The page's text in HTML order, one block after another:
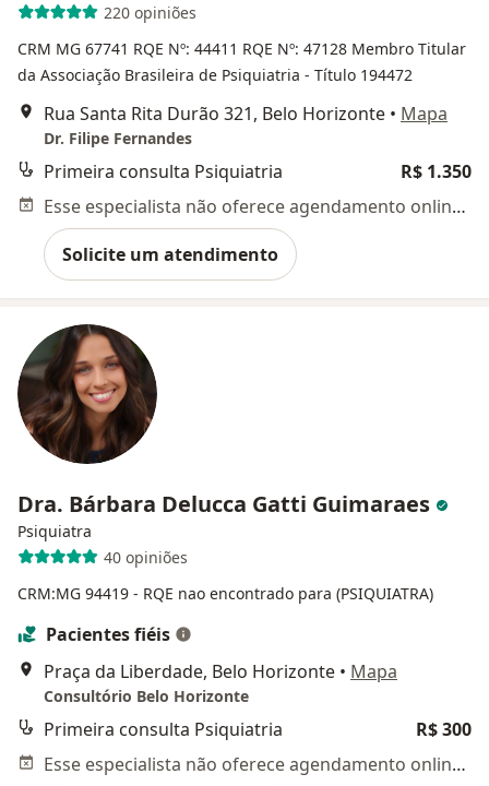
220 opiniões
CRM MG 67741 RQE Nº: 44411 RQE Nº: 47128 Membro Titular
da Associação Brasileira de Psiquiatria - Título 194472
Rua Santa Rita Durão 321, Belo Horizonte • Mapa
Dr. Filipe Fernandes
Primeira consulta Psiquiatria
R$ 1.350
Esse especialista não oferece agendamento online para esse endereço.
Solicite um atendimento
Dra. Bárbara Delucca Gatti Guimaraes
Psiquiatra
40 opiniões
CRM:MG 94419 - RQE nao encontrado para (PSIQUIATRA)
Pacientes fiéis
Praça da Liberdade, Belo Horizonte • Mapa
Consultório Belo Horizonte
Primeira consulta Psiquiatria
R$ 300
Esse especialista não oferece agendamento online para esse endereço.